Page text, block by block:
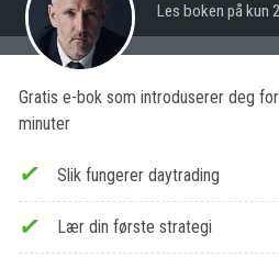
Les boken på kun
Gratis e-bok som introduserer deg
minuter
Slik fungerer daytrading
Lær din første strategi